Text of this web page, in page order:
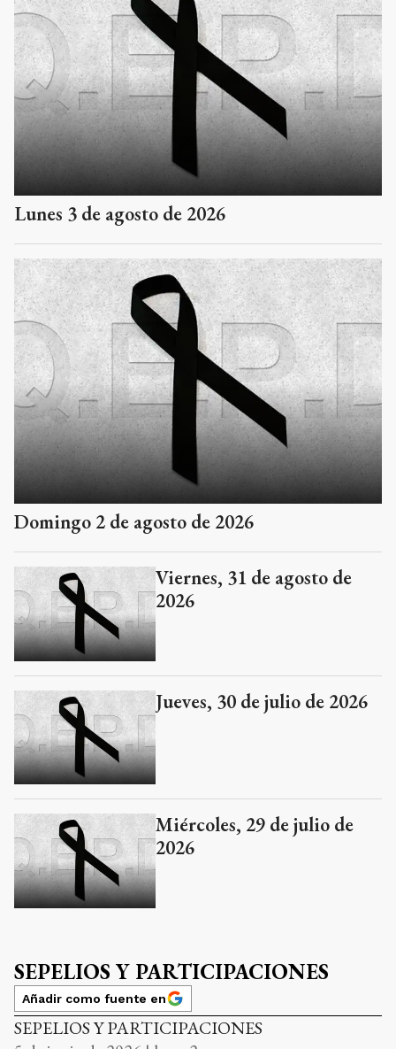
Lunes 3 de agosto de 2026
Domingo 2 de agosto de 2026
Viernes, 31 de agosto de
2026
Jueves, 30 de julio de 2026
Miércoles, 29 de julio de
2026
SEPELIOS Y PARTICIPACIONES
Añadir como fuente en
SEPELIOS Y PARTICIPACIONES